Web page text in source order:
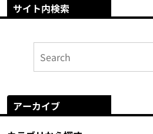
サイト内検索
アーカイブ